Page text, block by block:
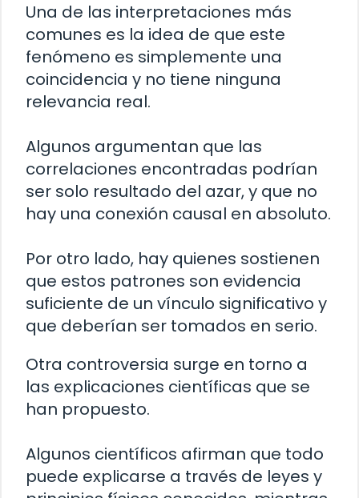
Una de las interpretaciones más
comunes es la idea de que este
fenómeno es simplemente una
coincidencia y no tiene ninguna
relevancia real.
Algunos argumentan que las
correlaciones encontradas podrían
ser solo resultado del azar, y que no
hay una conexión causal en absoluto.
Por otro lado, hay quienes sostienen
que estos patrones son evidencia
suficiente de un vínculo significativo y
que deberían ser tomados en serio.
Otra controversia surge en torno a
las explicaciones científicas que se
han propuesto.
Algunos científicos afirman que todo
puede explicarse a través de leyes y